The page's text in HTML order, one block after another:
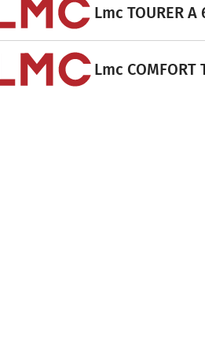
Lmc TOURER
Lmc COMFORT